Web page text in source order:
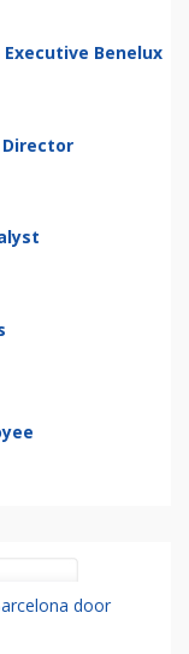
Executive Benelux
door